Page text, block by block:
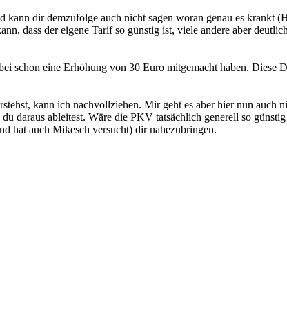
dir demzufolge auch nicht sagen woran genau es krankt
dass der eigene Tarif so günstig ist, viele andere aber
schon eine Erhöhung von 30 Euro mitgemacht haben. Diese
kann ich nachvollziehen. Mir geht es aber hier nun auch
daraus ableitest. Wäre die PKV tatsächlich generell so
hat auch Mikesch versucht) dir nahezubringen.